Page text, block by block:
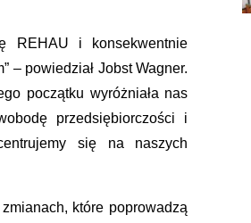
REHAU i konsekwentnie
– powiedział Jobst Wagner.
początku wyróżniała nas
przedsiębiorczości i
się na naszych
które poprowadzą